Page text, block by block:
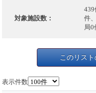
対象施設数：
件
局0
このリス
表示件数